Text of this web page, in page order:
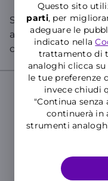
Questo sito
parti, per
adeguare le
indicato nella
trattamento di
analoghi clicca su
le tue preferenze
invece chiudi
"Continua
continuerà in
strumenti
Se cerchi
accedi all’Area Clienti
con WILL!
Cerca nelle
Inserisci almeno